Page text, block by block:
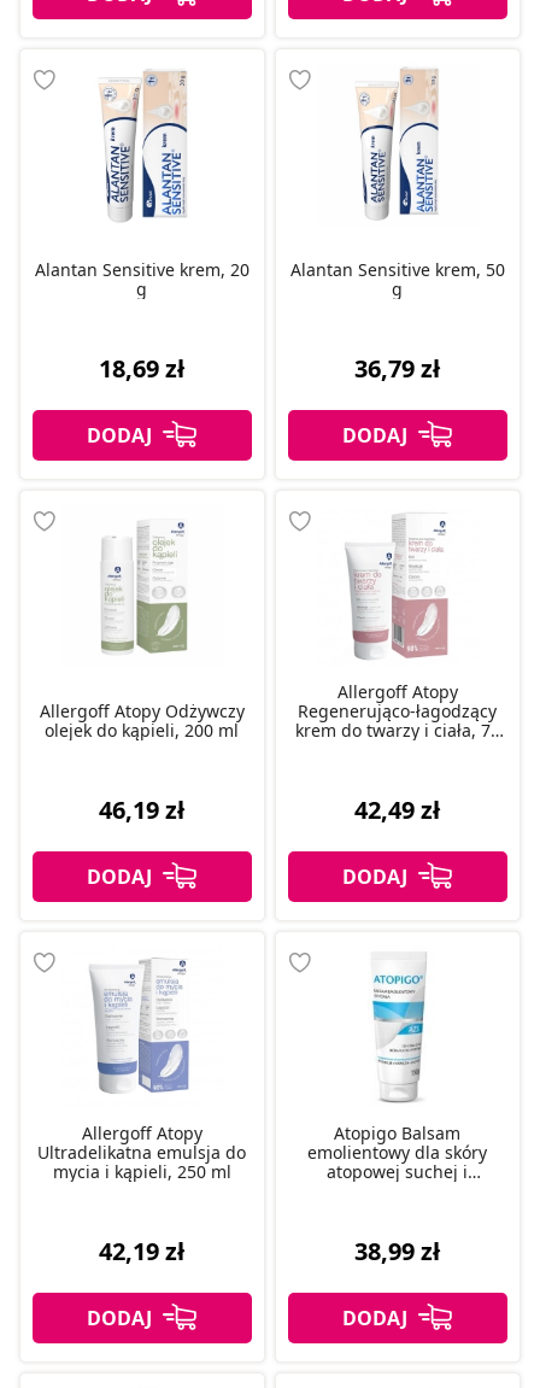
Alantan Sensitive krem, 20
g
18,69 zł
Alantan Sensitive krem, 50
g
36,79 zł
Allergoff Atopy Odżywczy
olejek do kąpieli, 200 ml
46,19 zł
Allergoff Atopy
Regenerująco-łagodzący
krem do twarzy i ciała, 75
42,49 zł
Allergoff Atopy
Ultradelikatna emulsja do
mycia i kąpieli, 250 ml
42,19 zł
Atopigo Balsam
emolientowy dla skóry
atopowej suchej i
38,99 zł